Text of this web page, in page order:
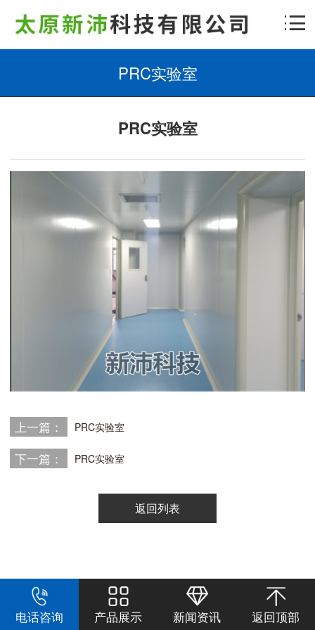
PRC实验室
PRC实验室
上一篇： PRC实验室
下一篇： PRC实验室
返回列表
电话咨询 产品展示 新闻资讯 返回顶部